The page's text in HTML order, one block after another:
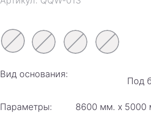
Вид основания:
Под
Параметры: 8600 мм. х 5000